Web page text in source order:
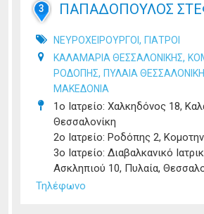
3 ΠΑΠΑΔΟΠΟΥΛΟΣ
ΝΕΥΡΟΧΕΙΡΟΥΡΓΟΙ , ΓΙΑΤΡΟΙ
ΚΑΛΑΜΑΡΙΑ ΘΕΣΣΑΛΟΝΙΚΗΣ,
ΡΟΔΟΠΗΣ, ΠΥΛΑΙΑ
ΜΑΚΕΔΟΝΙΑ
1ο Ιατρείο: Χαλκηδόνος 18,
Θεσσαλονίκη
2ο Ιατρείο: Ροδόπης 2,
3ο Ιατρείο: Διαβαλκανικό
Ασκληπιού 10, Πυλαία,
Τηλέφωνο